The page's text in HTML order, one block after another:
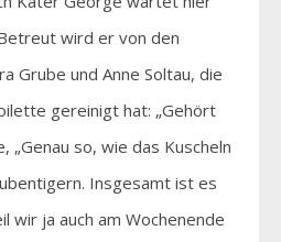
wird er von den
Grube und Anne Soltau, die
gereinigt hat: „Gehört
„Genau so, wie das Kuscheln
Insgesamt ist es
wir ja auch am Wochenende